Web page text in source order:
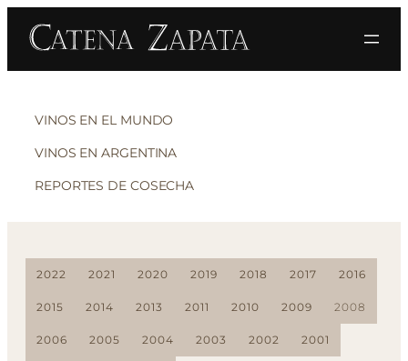
VINOS EN EL MUNDO
VINOS EN ARGENTINA
REPORTES DE COSECHA
2022 2021 2020 2019 2018 2017 2016
2015 2014 2013 2011 2010 2009 2008
2006 2005 2004 2003 2002 2001